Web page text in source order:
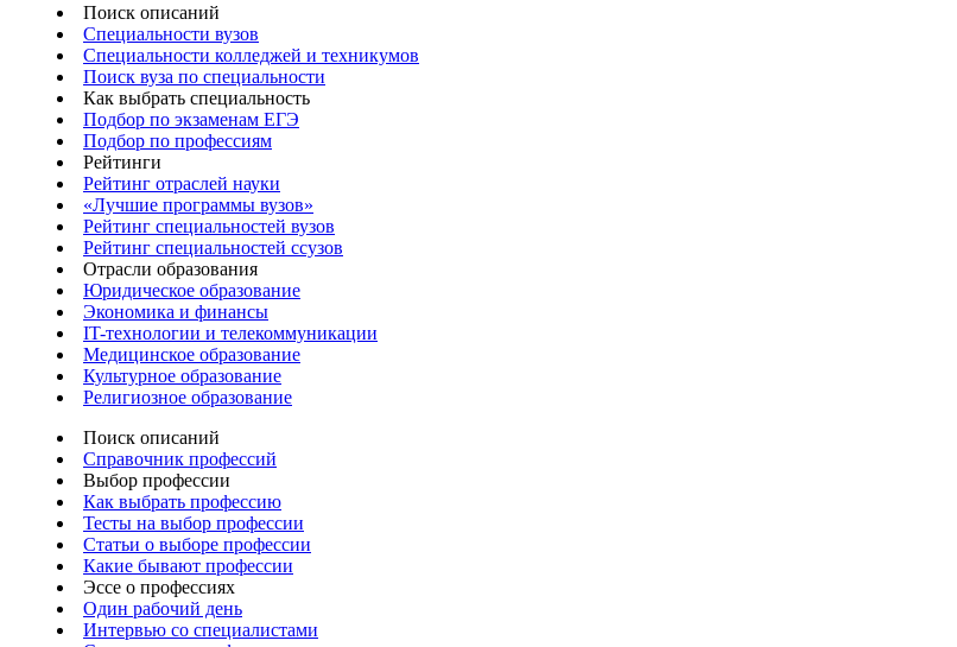
Поиск описаний
Специальности вузов
Специальности колледжей и техникумов
Поиск вуза по специальности
Как выбрать специальность
Подбор по экзаменам ЕГЭ
Подбор по профессиям
Рейтинги
Рейтинг отраслей науки
«Лучшие программы вузов»
Рейтинг специальностей вузов
Рейтинг специальностей ссузов
Отрасли образования
Юридическое образование
Экономика и финансы
IT-технологии и телекоммуникации
Медицинское образование
Культурное образование
Религиозное образование
Поиск описаний
Справочник профессий
Выбор профессии
Как выбрать профессию
Тесты на выбор профессии
Статьи о выборе профессии
Какие бывают профессии
Эссе о профессиях
Один рабочий день
Интервью со специалистами